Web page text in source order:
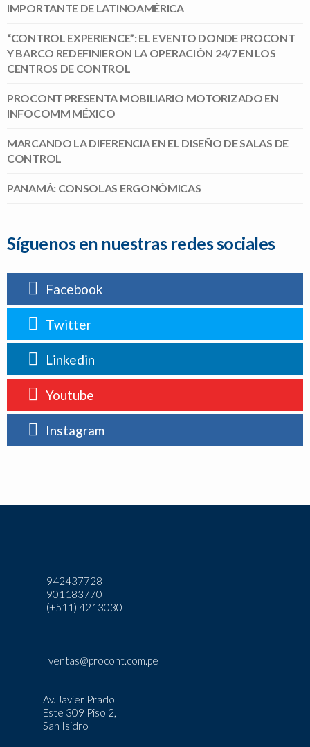
IMPORTANTE DE LATINOAMÉRICA
“CONTROL EXPERIENCE”: EL EVENTO DONDE PROCONT
Y BARCO REDEFINIERON LA OPERACIÓN 24/7 EN LOS
CENTROS DE CONTROL
PROCONT PRESENTA MOBILIARIO MOTORIZADO EN
INFOCOMM MÉXICO
MARCANDO LA DIFERENCIA EN EL DISEÑO DE SALAS DE
CONTROL
PANAMÁ: CONSOLAS ERGONÓMICAS
Síguenos en nuestras redes sociales
Facebook
Twitter
Linkedin
Youtube
Instagram
942437728
901183770
(+511) 4213030
ventas@procont.com.pe
Av. Javier Prado
Este 309 Piso 2,
San Isidro